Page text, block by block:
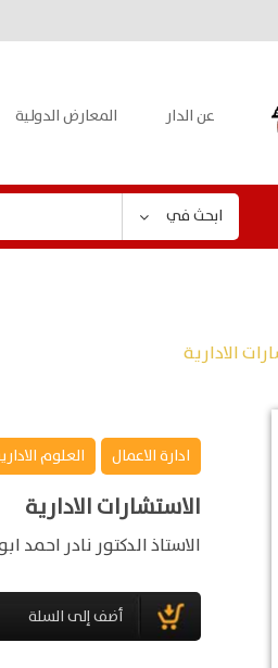
عن الدار المعارض الدولية
ابحث في
الادارية
ادارة الاعمال العلوم
الاستشارات الادارية
الاستاذ الدكتور نادر احمد